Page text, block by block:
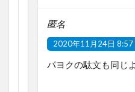
匿名
2020年11月24日 8:57
パヨクの駄文も同じ